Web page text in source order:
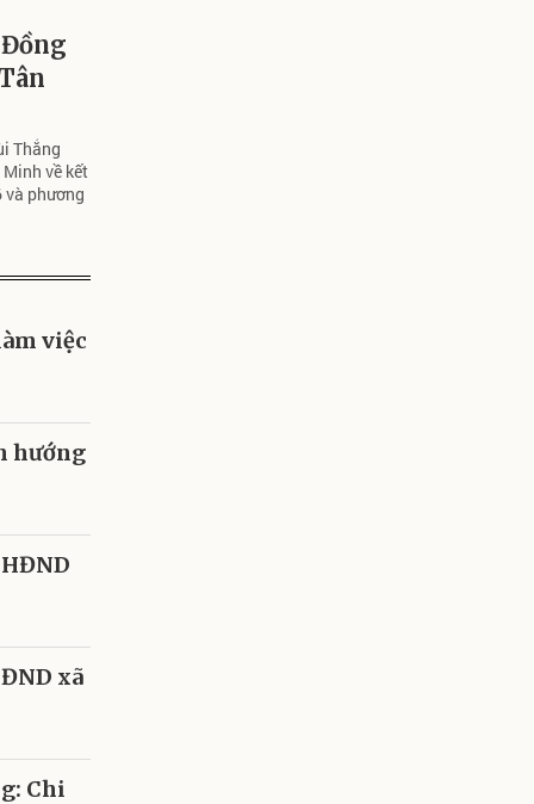
Thắng
về kết
phương
việc
hướng
xã
Chi